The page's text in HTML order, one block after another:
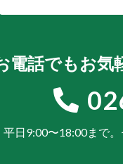
電話でもお気
平日9:00〜18:00まで。